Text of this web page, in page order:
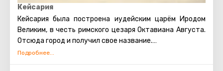
Кейсария
Кейсария была построена иудейским царём Иродом
Великим, в честь римского цезаря Октавиана Августа.
Отсюда город и получил свое название.
Город занимал важное положение. Тут находилась